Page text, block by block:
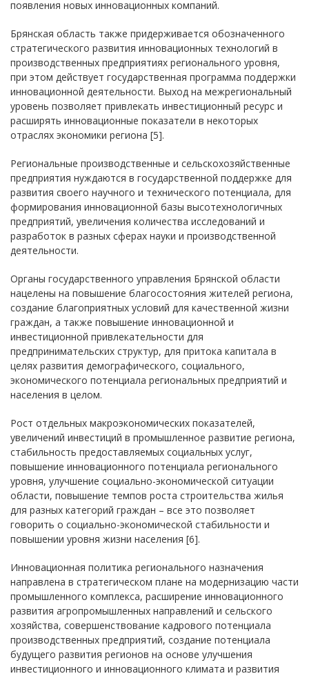
появления новых инновационных компаний.
Брянская область также придерживается обозначенного
стратегического развития инновационных технологий в
производственных предприятиях регионального уровня,
при этом действует государственная программа поддержки
инновационной деятельности. Выход на межрегиональный
уровень позволяет привлекать инвестиционный ресурс и
расширять инновационные показатели в некоторых
отраслях экономики региона [5].
Региональные производственные и сельскохозяйственные
предприятия нуждаются в государственной поддержке для
развития своего научного и технического потенциала, для
формирования инновационной базы высотехнологичных
предприятий, увеличения количества исследований и
разработок в разных сферах науки и производственной
деятельности.
Органы государственного управления Брянской области
нацелены на повышение благосостояния жителей региона,
создание благоприятных условий для качественной жизни
граждан, а также повышение инновационной и
инвестиционной привлекательности для
предпринимательских структур, для притока капитала в
целях развития демографического, социального,
экономического потенциала региональных предприятий и
населения в целом.
Рост отдельных макроэкономических показателей,
увеличений инвестиций в промышленное развитие региона,
стабильность предоставляемых социальных услуг,
повышение инновационного потенциала регионального
уровня, улучшение социально-экономической ситуации
области, повышение темпов роста строительства жилья
для разных категорий граждан – все это позволяет
говорить о социально-экономической стабильности и
повышении уровня жизни населения [6].
Инновационная политика регионального назначения
направлена в стратегическом плане на модернизацию части
промышленного комплекса, расширение инновационного
развития агропромышленных направлений и сельского
хозяйства, совершенствование кадрового потенциала
производственных предприятий, создание потенциала
будущего развития регионов на основе улучшения
инвестиционного и инновационного климата и развития